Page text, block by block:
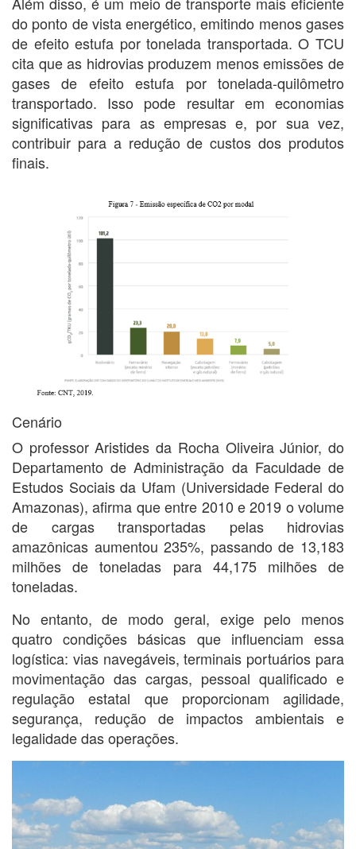
do ponto de vista energético, emitindo menos gases
de efeito estufa por tonelada transportada. O TCU
cita que as hidrovias produzem menos emissões de
gases de efeito estufa por tonelada-quilômetro
transportado. Isso pode resultar em economias
significativas para as empresas e, por sua vez,
contribuir para a redução de custos dos produtos
finais.
Cenário
O professor Aristides da Rocha Oliveira Júnior, do
Departamento de Administração da Faculdade de
Estudos Sociais da Ufam (Universidade Federal do
Amazonas), afirma que entre 2010 e 2019 o volume
de cargas transportadas pelas hidrovias
amazônicas aumentou 235%, passando de 13,183
milhões de toneladas para 44,175 milhões de
toneladas.
No entanto, de modo geral, exige pelo menos
quatro condições básicas que influenciam essa
logística: vias navegáveis, terminais portuários para
movimentação das cargas, pessoal qualificado e
regulação estatal que proporcionam agilidade,
segurança, redução de impactos ambientais e
legalidade das operações.